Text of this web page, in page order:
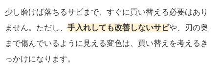
少し磨けば落ちるサビまで、すぐに買い替える必要はあり
ません。ただし、 手入れしても改善しないサビや、刃の奥
まで傷んでいるように見える変色は、買い替えを考えるき
っかけになります。